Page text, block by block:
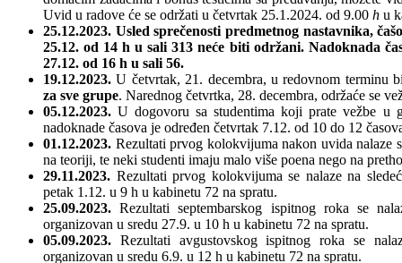
Uvid u radove će se održati u četvrtak 25.1.2024. od 9.00 h u
25.12.2023. Usled sprečenosti predmetnog nastavnika,
25.12. od 14 h u sali 313neće biti održani. Nadoknada
27.12. od 16 h u sali 56.
19.12.2023. U četvrtak, 21. decembra, u redovnom terminu
za sve grupe. Narednog četvrtka, 28. decembra, održaće se
05.12.2023. U dogovoru sa studentima koji prate vežbe u
nadoknade časova je određen četvrtak 7.12. od 10 do 12
01.12.2023. Rezultati prvog kolokvijuma nakon uvida nalaze
na teoriji, te neki studenti imaju malo više poena nego na
29.11.2023. Rezultati prvog kolokvijuma se nalaze na
petak 1.12. u 9 h u kabinetu 72 na spratu.
25.09.2023. Rezultati septembarskog ispitnog roka se
organizovan u sredu 27.9. u 10 h u kabinetu 72 na spratu.
05.09.2023. Rezultati avgustovskog ispitnog roka se
organizovan u sredu 6.9. u 12 h u kabinetu 72 na spratu.